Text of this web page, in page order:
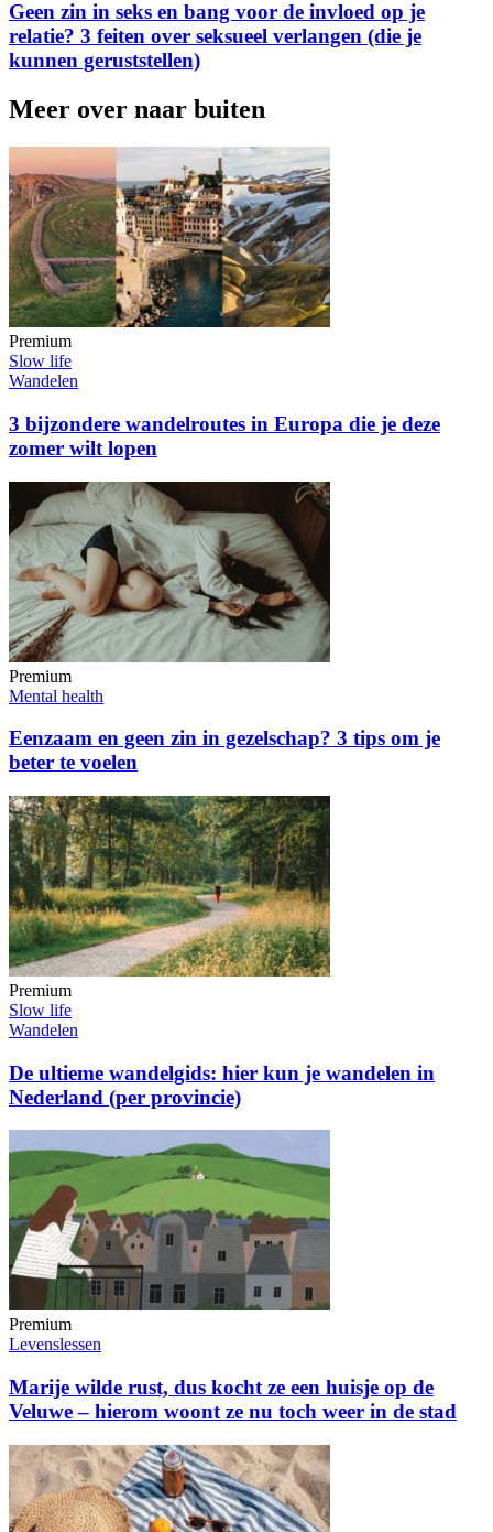
Geen zin in seks en bang voor de invloed op je
relatie? 3 feiten over seksueel verlangen (die je
kunnen geruststellen)
Meer over naar buiten
Premium
Slow life
Wandelen
3 bijzondere wandelroutes in Europa die je deze
zomer wilt lopen
Premium
Mental health
Eenzaam en geen zin in gezelschap? 3 tips om je
beter te voelen
Premium
Slow life
Wandelen
De ultieme wandelgids: hier kun je wandelen in
Nederland (per provincie)
Premium
Levenslessen
Marije wilde rust, dus kocht ze een huisje op de
Veluwe – hierom woont ze nu toch weer in de stad